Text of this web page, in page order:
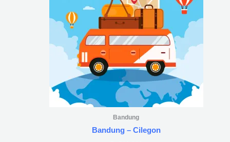
Bandung
Bandung – Cilegon